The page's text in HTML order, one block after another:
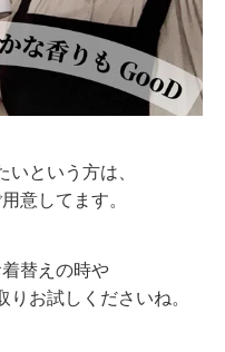
という方は、
意してます。
替えの時や
お試しくださいね。